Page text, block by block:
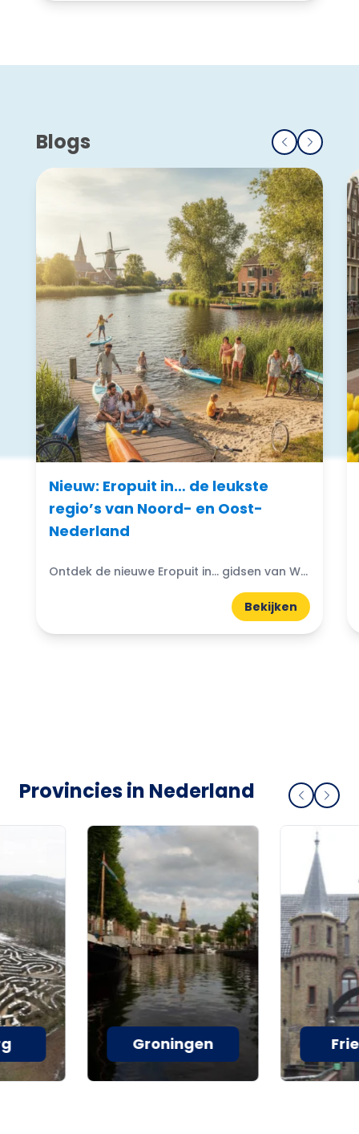
Blogs
Nieuw: Eropuit in… de leukste
regio’s van Noord- en Oost-
Nederland
Ontdek de nieuwe Eropuit in... gidsen van WattedoenVandaag. Compacte A5-gidsen boordevol uitjes, natuur, horeca en tips uit de regio.
Bekijken
Provincies in Nederland
Groningen